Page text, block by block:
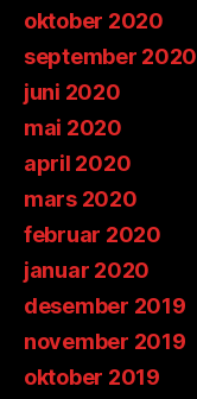
oktober 2020
september 2020
juni 2020
mai 2020
april 2020
mars 2020
februar 2020
januar 2020
desember 2019
november 2019
oktober 2019